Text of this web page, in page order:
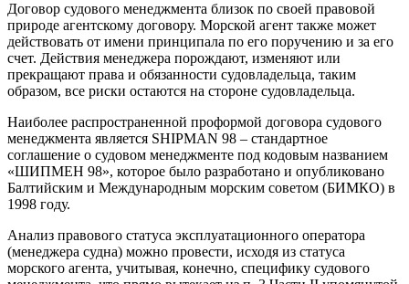
Договор судового менеджмента близок по своей правовой
природе агентскому договору. Морской агент также может
действовать от имени принципала по его поручению и за его
счет. Действия менеджера порождают, изменяют или
прекращают права и обязанности судовладельца, таким
образом, все риски остаются на стороне судовладельца.
Наиболее распространенной проформой договора судового
менеджмента является SHIPMAN 98 – стандартное
соглашение о судовом менеджменте под кодовым названием
«ШИПМЕН 98», которое было разработано и опубликовано
Балтийским и Международным морским советом (БИМКО) в
1998 году.
Анализ правового статуса эксплуатационного оператора
(менеджера судна) можно провести, исходя из статуса
морского агента, учитывая, конечно, специфику судового